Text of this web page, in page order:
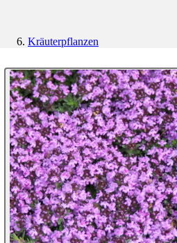
Kräuterpflanzen